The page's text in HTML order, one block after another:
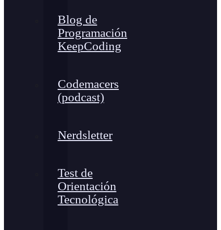
Blog de
Programación
KeepCoding
Codemacers
(podcast)
Nerdsletter
Test de
Orientación
Tecnológica